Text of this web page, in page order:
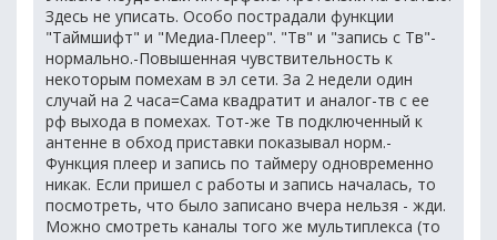
Здесь не уписать. Особо пострадали функции
"Таймшифт" и "Медиа-Плеер". "Тв" и "запись с Тв"-
нормально.-Повышенная чувствительность к
некоторым помехам в эл сети. За 2 недели один
случай на 2 часа=Сама квадратит и аналог-тв с ее
рф выхода в помехах. Тот-же Тв подключенный к
антенне в обход приставки показывал норм.-
Функция плеер и запись по таймеру одновременно
никак. Если пришел с работы и запись началась, то
посмотреть, что было записано вчера нельзя - жди.
Можно смотреть каналы того же мультиплекса (то